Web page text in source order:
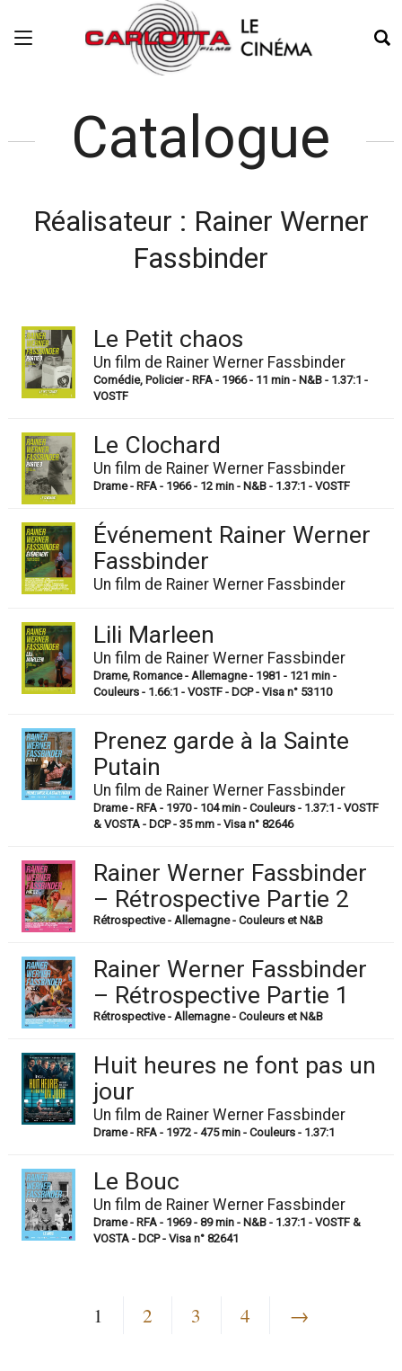
Catalogue
Réalisateur : Rainer Werner
Fassbinder
Le Petit chaos
Un film de Rainer Werner Fassbinder
Comédie, Policier - RFA - 1966 - 11 min - N&B - 1.37:1 -
VOSTF
Le Clochard
Un film de Rainer Werner Fassbinder
Drame - RFA - 1966 - 12 min - N&B - 1.37:1 - VOSTF
Événement Rainer Werner
Fassbinder
Un film de Rainer Werner Fassbinder
Lili Marleen
Un film de Rainer Werner Fassbinder
Drame, Romance - Allemagne - 1981 - 121 min -
Couleurs - 1.66:1 - VOSTF - DCP - Visa n° 53110
Prenez garde à la Sainte
Putain
Un film de Rainer Werner Fassbinder
Drame - RFA - 1970 - 104 min - Couleurs - 1.37:1 - VOSTF
& VOSTA - DCP - 35 mm - Visa n° 82646
Rainer Werner Fassbinder
– Rétrospective Partie 2
Rétrospective - Allemagne - Couleurs et N&B
Rainer Werner Fassbinder
– Rétrospective Partie 1
Rétrospective - Allemagne - Couleurs et N&B
Huit heures ne font pas un
jour
Un film de Rainer Werner Fassbinder
Drame - RFA - 1972 - 475 min - Couleurs - 1.37:1
Le Bouc
Un film de Rainer Werner Fassbinder
Drame - RFA - 1969 - 89 min - N&B - 1.37:1 - VOSTF &
VOSTA - DCP - Visa n° 82641
1 2 3 4 →